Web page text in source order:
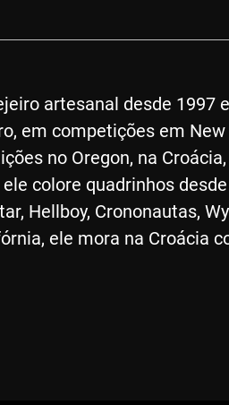
artesanal desde 1997
em competições em
no Oregon, na
colore quadrinhos
Hellboy, Crononautas,
ele mora na Croácia